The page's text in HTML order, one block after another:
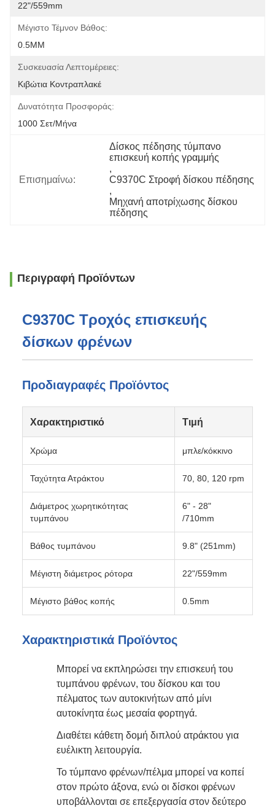
22"/559mm
Μέγιστο Τέμνον Βάθος:
0.5MM
Συσκευασία Λεπτομέρειες:
Κιβώτια Κοντραπλακέ
Δυνατότητα Προσφοράς:
1000 Σετ/μήνα
Επισημαίνω:
Δίσκος πέδησης τύμπανο
επισκευή κοπής γραμμής
,
C9370C Στροφή δίσκου πέδησης
,
Μηχανή αποτρίχωσης δίσκου
πέδησης
Περιγραφή Προϊόντων
C9370C Τροχός επισκευής
δίσκων φρένων
Προδιαγραφές Προϊόντος
Χαρακτηριστικό Τιμή
Χρώμα μπλε/κόκκινο
Ταχύτητα Ατράκτου 70, 80, 120 rpm
Διάμετρος χωρητικότητας
τυμπάνου
6" - 28"
/710mm
Βάθος τυμπάνου 9.8" (251mm)
Μέγιστη διάμετρος ρότορα 22"/559mm
Μέγιστο βάθος κοπής 0.5mm
Χαρακτηριστικά Προϊόντος
Μπορεί να εκπληρώσει την επισκευή του
τυμπάνου φρένων, του δίσκου και του
πέλματος των αυτοκινήτων από μίνι
αυτοκίνητα έως μεσαία φορτηγά.
Διαθέτει κάθετη δομή διπλού ατράκτου για
ευέλικτη λειτουργία.
Το τύμπανο φρένων/πέλμα μπορεί να κοπεί
στον πρώτο άξονα, ενώ οι δίσκοι φρένων
υποβάλλονται σε επεξεργασία στον δεύτερο